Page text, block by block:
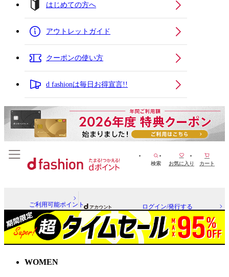
はじめての方へ
アウトレットガイド
クーポンの使い方
d fashionは毎日お得宣言!!
検索 お気に入り カート
ご利用可能ポイント ログイン/発行する
WOMEN